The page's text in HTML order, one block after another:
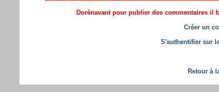
Dorénavant pour publier des commentaires il
Créer un
S'authentifier sur
Retour à